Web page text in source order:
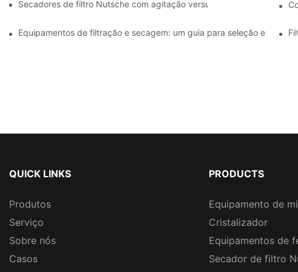
Secadores de filtro Nutsche com agitação versus outros métodos de
Equipamentos de filtração e secagem: um guia para seleção e uso.
QUICK LINKS
Produtos
Serviço
Sobre nós
Casos
PRODUCTS
Equipamento de
Cristalizador
Equipamentos de
Secador de filtro